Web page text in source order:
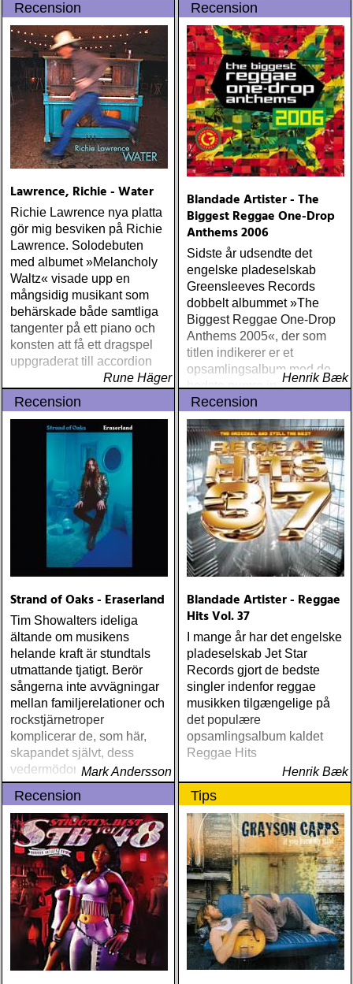
Recension
Lawrence, Richie - Water
Richie Lawrence nya platta
gör mig besviken på Richie
Lawrence. Solodebuten
med albumet »Melancholy
Waltz« visade upp en
mångsidig musikant som
behärskade både samtliga
tangenter på ett piano och
konsten att få ett dragspel
uppgraderat till accordion
Rune Häger
Recension
Blandade Artister - The
Biggest Reggae One-Drop
Anthems 2006
Sidste år udsendte det
engelske pladeselskab
Greensleeves Records
dobbelt albummet »The
Biggest Reggae One-Drop
Anthems 2005«, der som
titlen indikerer er et
opsamlingsalbum med de
bedste numre indenfor den
populære reggaestil kaldet
one-drop
Henrik Bæk
Recension
Strand of Oaks - Eraserland
Tim Showalters ideliga
ältande om musikens
helande kraft är stundtals
utmattande tjatigt. Berör
sångerna inte avvägningar
mellan familjerelationer och
rockstjärnetroper
komplicerar de, som här,
skapandet självt, dess
vedermödor och det
manliga geniets kamp för
sin genialitet
Mark Andersson
Recension
Blandade Artister - Reggae
Hits Vol. 37
I mange år har det engelske
pladeselskab Jet Star
Records gjort de bedste
singler indenfor reggae
musikken tilgængelige på
det populære
opsamlingsalbum kaldet
Reggae Hits
Henrik Bæk
Recension Tips